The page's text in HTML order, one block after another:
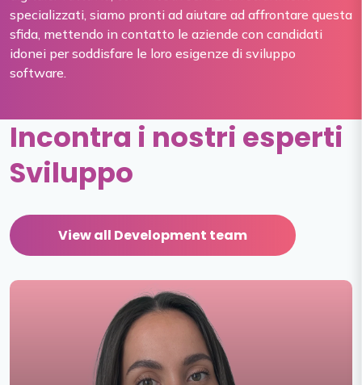
specializzati, siamo pronti ad aiutare ad affrontare questa
sfida, mettendo in contatto le aziende con candidati
idonei per soddisfare le loro esigenze di sviluppo
software.
Incontra i nostri esperti
Sviluppo
View all Development team